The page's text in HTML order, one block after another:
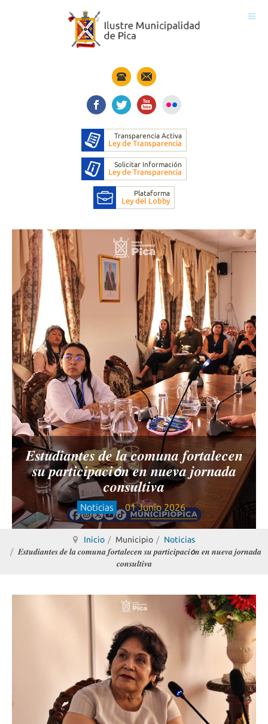
Inicio Municipio
Noticias
𝑬𝒔𝒕𝒖𝒅𝒊𝒂𝒏𝒕𝒆𝒔 𝒅𝒆 𝒍𝒂 𝒄𝒐𝒎𝒖𝒏𝒂 𝒇𝒐𝒓𝒕𝒂𝒍𝒆𝒄𝒆𝒏 𝒔𝒖 𝒑𝒂𝒓𝒕𝒊𝒄𝒊𝒑𝒂𝒄𝒊𝙤́𝒏 𝒆𝒏 𝒏𝒖𝒆𝒗𝒂 𝒋𝒐𝒓𝒏𝒂𝒅𝒂
𝒄𝒐𝒏𝒔𝒖𝒍𝒕𝒊𝒗𝒂
𝑬𝒔𝒕𝒖𝒅𝒊𝒂𝒏𝒕𝒆𝒔 𝒅𝒆 𝒍𝒂 𝒄𝒐𝒎𝒖𝒏𝒂 𝒇𝒐𝒓𝒕𝒂𝒍𝒆𝒄𝒆𝒏
𝒔𝒖 𝒑𝒂𝒓𝒕𝒊𝒄𝒊𝒑𝒂𝒄𝒊𝙤́𝒏 𝒆𝒏 𝒏𝒖𝒆𝒗𝒂 𝒋𝒐𝒓𝒏𝒂𝒅𝒂
𝒄𝒐𝒏𝒔𝒖𝒍𝒕𝒊𝒗𝒂
Noticias 01 Junio 2026